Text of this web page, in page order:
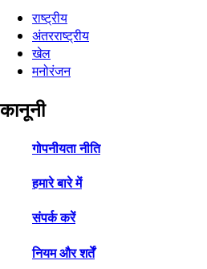
राष्ट्रीय
अंतरराष्ट्रीय
खेल
मनोरंजन
कानूनी
गोपनीयता नीति
हमारे बारे में
संपर्क करें
नियम और शर्तें